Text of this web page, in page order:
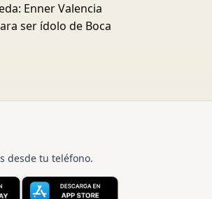
Enner Valencia
ser ídolo de Boca
desde tu teléfono.